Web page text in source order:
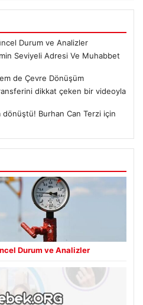
Durum ve Analizler
Seviyeli Adresi Ve Muhabbet
de Çevre Dönüşüm
dikkat çeken bir videoyla
Burhan Can Terzi için
Durum ve Analizler